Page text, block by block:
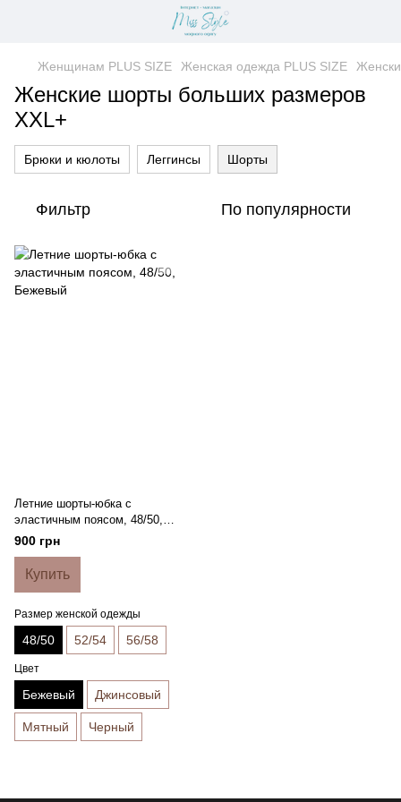
Женщинам PLUS SIZE Женская одежда PLUS SIZE
Женские шорты больших размеров
XXL+
Брюки и кюлоты Леггинсы Шорты
Фильтр По популярности
Летние шорты-юбка с
эластичным поясом, 48/50,
Бежевый
900 грн
Купить
Размер женской одежды
48/50 52/54 56/58
Цвет
Бежевый Джинсовый
Мятный Черный